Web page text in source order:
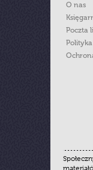
O nas
Poczta